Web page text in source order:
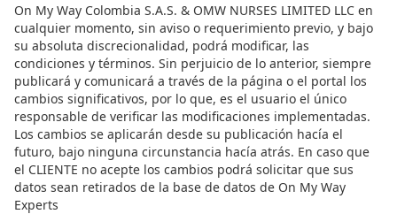
On My Way Colombia S.A.S. & OMW NURSES LIMITED LLC en
cualquier momento, sin aviso o requerimiento previo, y bajo
su absoluta discrecionalidad, podrá modificar, las
condiciones y términos. Sin perjuicio de lo anterior, siempre
publicará y comunicará a través de la página o el portal los
cambios significativos, por lo que, es el usuario el único
responsable de verificar las modificaciones implementadas.
Los cambios se aplicarán desde su publicación hacía el
futuro, bajo ninguna circunstancia hacía atrás. En caso que
el CLIENTE no acepte los cambios podrá solicitar que sus
datos sean retirados de la base de datos de On My Way
Experts